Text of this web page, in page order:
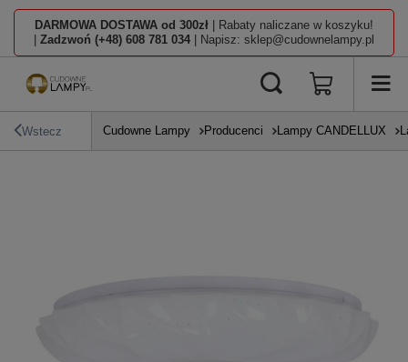
DARMOWA DOSTAWA od 300zł | Rabaty naliczane w koszyku!
Zadzwoń (+48) 608 781 034 | Napisz: sklep@cudownelampy.pl
Wstecz Cudowne Lampy Producenci Lampy CANDELLUX